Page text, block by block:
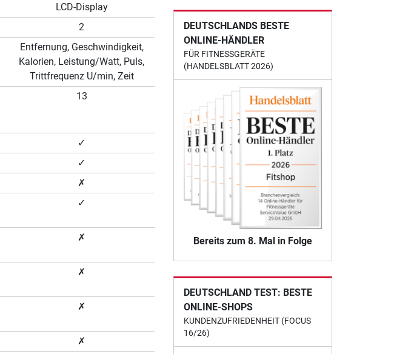
LCD-Display
2
Entfernung, Geschwindigkeit,
Kalorien, Leistung/Watt, Puls,
Trittfrequenz U/min, Zeit
13
✓
✓
✗
✓
✗
✗
✗
✗
DEUTSCHLANDS BESTE
ONLINE-HÄNDLER
FÜR FITNESSGERÄTE
(HANDELSBLATT 2026)
Bereits zum 8. Mal in Folge
DEUTSCHLAND TEST: BESTE
ONLINE-SHOPS
KUNDENZUFRIEDENHEIT (FOCUS
16/26)